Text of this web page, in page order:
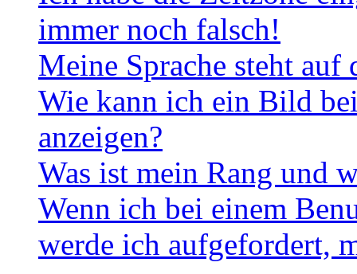
immer noch falsch!
Meine Sprache steht
Wie kann ich ein Bild
anzeigen?
Was ist mein Rang und
Wenn ich bei einem
werde ich aufgefordert,